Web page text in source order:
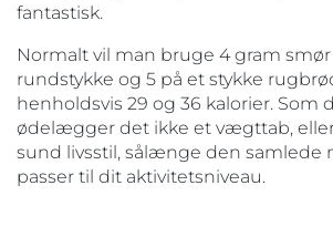
fantastisk.
Normalt vil man bruge 4 gram
rundstykke og 5 på et stykke
henholdsvis 29 og 36 kalorier. Som
ødelægger det ikke et vægttab,
sund livsstil, sålænge den
passer til dit aktivitetsniveau.